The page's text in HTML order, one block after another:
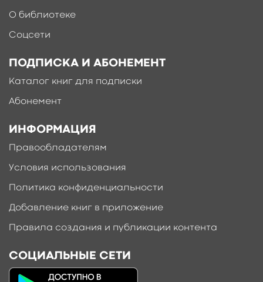
О библиотеке
Соцсети
ПОДПИСКА И АБОНЕМЕНТ
Каталог книг для подписки
Абонемент
ИНФОРМАЦИЯ
Правообладателям
Условия использования
Политика конфиденциальности
Добавление книг в приложение
Правила создания и публикации контента
СОЦИАЛЬНЫЕ СЕТИ